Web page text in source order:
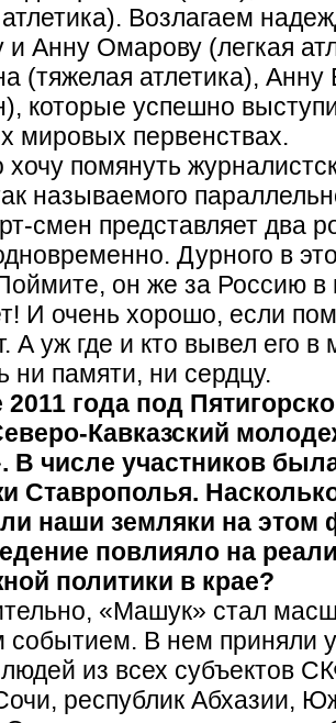
Возлагаем
и Анну Омарову (легкая
(тяжелая атлетика), Анну
которые успешно
мировых первенствах.
хочу помянуть
называемого
смен представляет два
Дурного в
он же за Россию в
И очень хорошо, если
А уж где и кто вывел его в
ни памяти, ни сердцу.
года под
Кавказский
В числе участников
Ставрополья.
наши земляки на этом
повлияло на
политики в крае?
«Машук» стал
событием. В нем приняли
из всех субъектов
республик Абхазии,